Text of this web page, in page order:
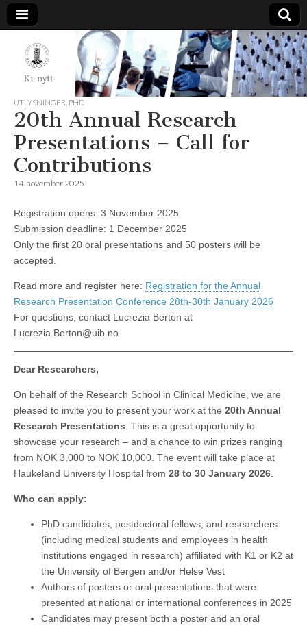
K1-
Nytt
UTLYSNINGER PHD
20th Annual Research
Presentations – Call for
Contributions
14. november 2025
Registration opens: 3 November 2025
Submission deadline: 1 December 2025
Only the first 20 oral presentations and 50 posters will be
accepted.
Read more and register here: Registration for the Annual
Research Presentation Conference 28th-30th January 2026
For questions, contact Lucrezia Berton at
Lucrezia.Berton@uib.no.
Dear Researchers,
On behalf of the Research School in Clinical Medicine, we are
pleased to invite you to present your work at the 20th Annual
Research Presentations. This is a great opportunity to
showcase your research – and a chance to win prizes ranging
from NOK 3,000 to NOK 10,000. The event will take place at
Haukeland University Hospital from 28 to 30 January 2026.
Who can apply:
PhD candidates, postdoctoral fellows, and researchers
(including medical students and employees in health
institutions engaged in research) affiliated with K1 or K2 at
the University of Bergen and/or Helse Vest
Authors of posters or oral presentations that were
presented at national or international conferences in 2025
Candidates may present both a poster and an oral